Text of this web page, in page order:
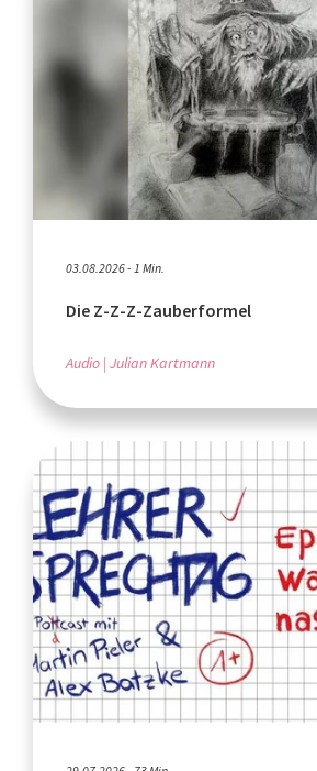
03.08.2026 - 1 Min.
Die Z-Z-Z-Zauberformel
Audio Julian Kartmann